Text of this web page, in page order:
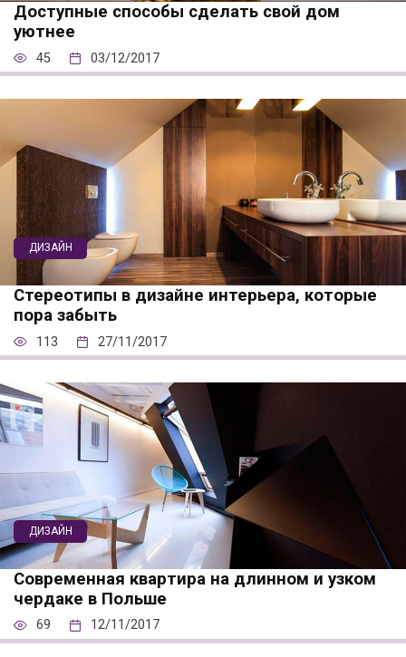
Доступные способы сделать свой дом
уютнее
45 03/12/2017
ДИЗАЙН
Стереотипы в дизайне интерьера, которые
пора забыть
113 27/11/2017
ДИЗАЙН
Современная квартира на длинном и узком
чердаке в Польше
69 12/11/2017